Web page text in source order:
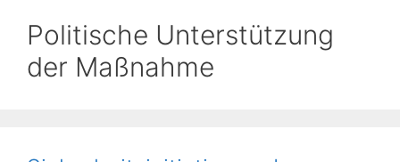
Politische Unterstützung
der Maßnahme